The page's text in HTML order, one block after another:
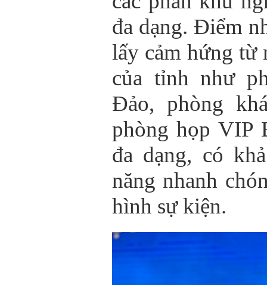
đa dạng. Điểm
lấy cảm hứng từ
của tỉnh như
Đảo, phòng
phòng họp
đa dạng, có
năng nhanh
hình sự kiện.